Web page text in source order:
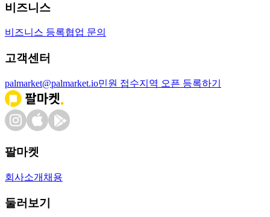
비즈니스
비즈니스 등록협업 문의
고객센터
palmarket@palmarket.io민원 접수지역 오픈 등록하기
팔마켓
회사소개 채용
둘러보기